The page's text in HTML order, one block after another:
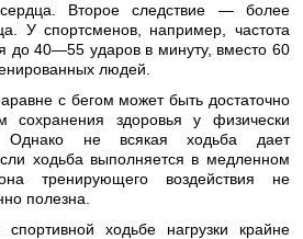
Второе следствие — более
У спортсменов, например, частота
до 40—55 ударов в минуту, вместо 60
людей.
с бегом может быть достаточно
сохранения здоровья у физически
Однако не всякая ходьба дает
ходьба выполняется в медленном
тренирующего воздействия не
полезна.
ходьбе нагрузки крайне